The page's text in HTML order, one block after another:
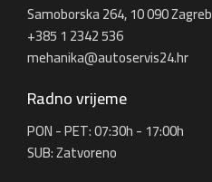
Samoborska 264, 10 090 Zagreb
+385 1 2342 536
mehanika@autoservis24.hr
Radno vrijeme
PON - PET: 07:30h - 17:00h
SUB: Zatvoreno